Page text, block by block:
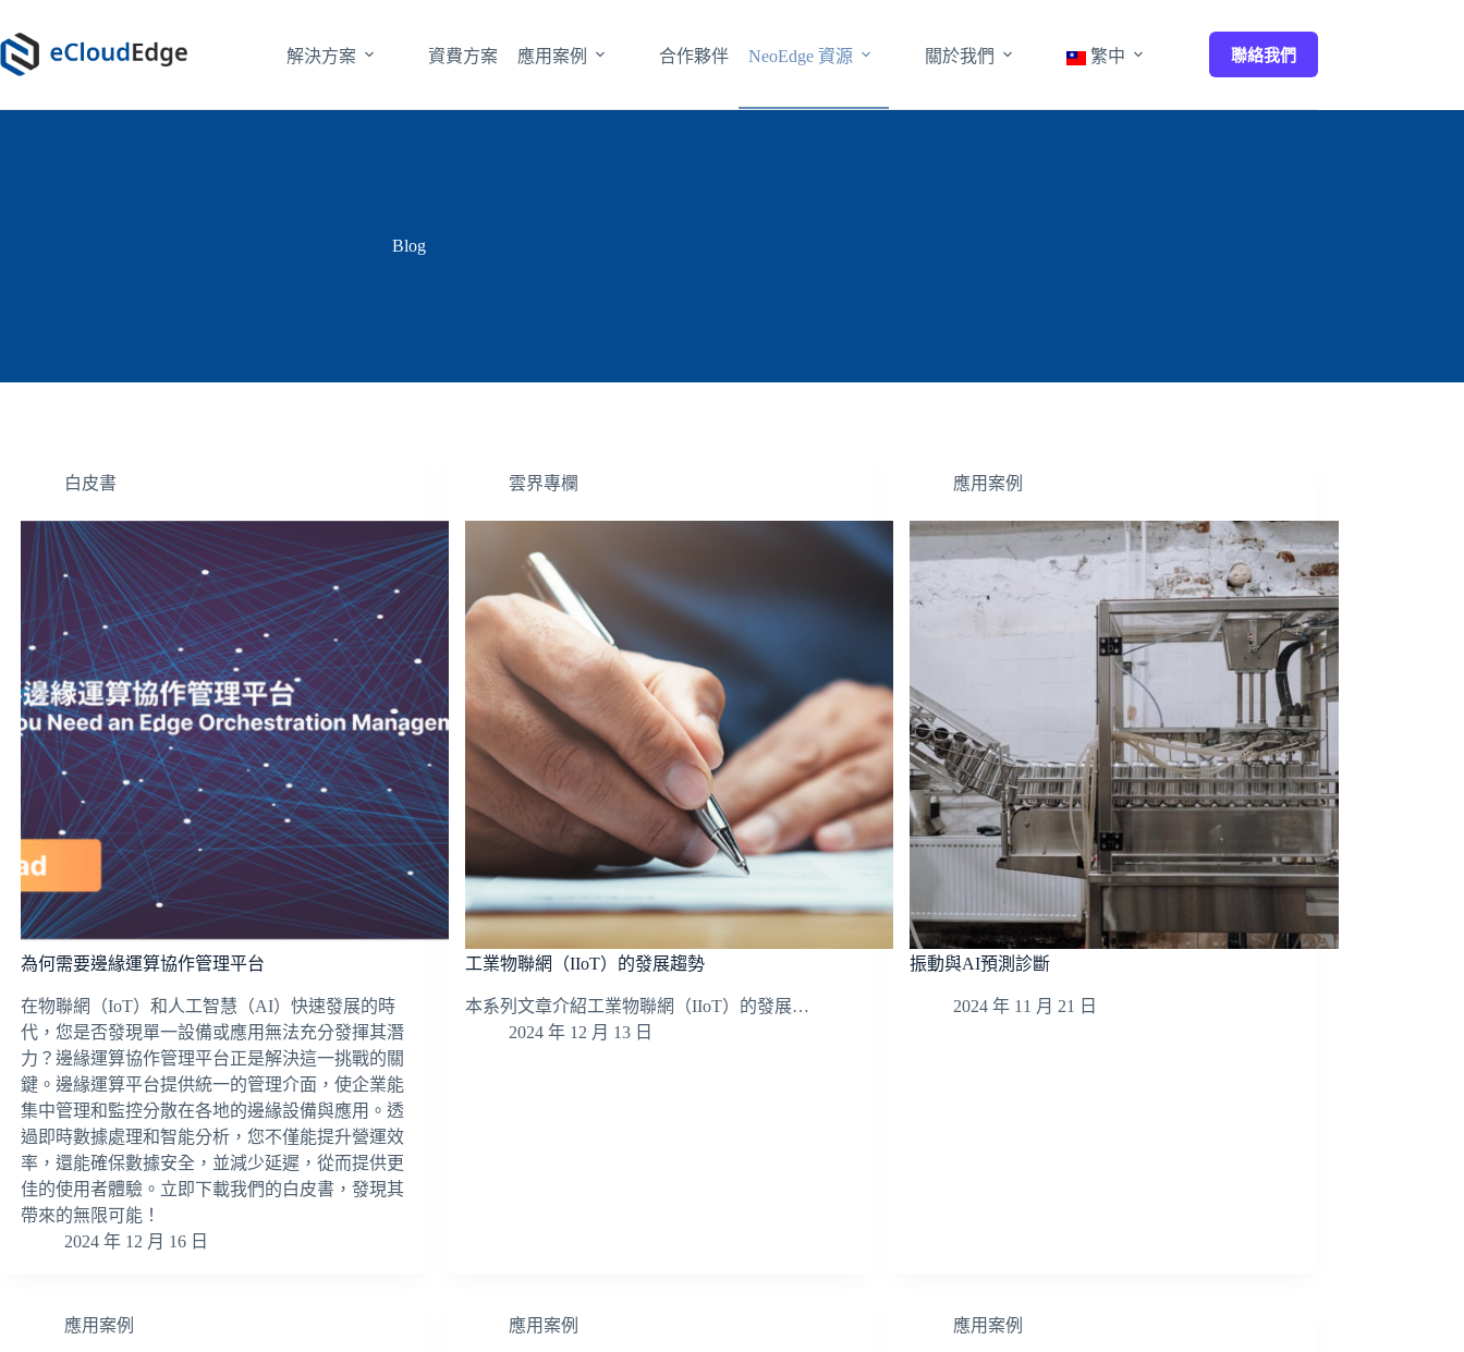
至
主
解決方案 資費方案 應用案例 合作夥伴 NeoEdge 資源 關於我們 繁中 聯絡我們
Blog
白皮書
為何需要邊緣運算協作管理平台
在物聯網（IoT）和人工智慧（AI）快速發展的時
代，您是否發現單一設備或應用無法充分發揮其潛
力？邊緣運算協作管理平台正是解決這一挑戰的關
鍵。邊緣運算平台提供統一的管理介面，使企業能
集中管理和監控分散在各地的邊緣設備與應用。透
過即時數據處理和智能分析，您不僅能提升營運效
率，還能確保數據安全，並減少延遲，從而提供更
佳的使用者體驗。立即下載我們的白皮書，發現其
帶來的無限可能！
2024 年 12 月 16 日
雲界專欄
工業物聯網（IIoT）的發展趨勢
本系列文章介紹工業物聯網（IIoT）的發展…
2024 年 12 月 13 日
應用案例
振動與AI預測診斷
2024 年 11 月 21 日
應用案例 應用案例 應用案例